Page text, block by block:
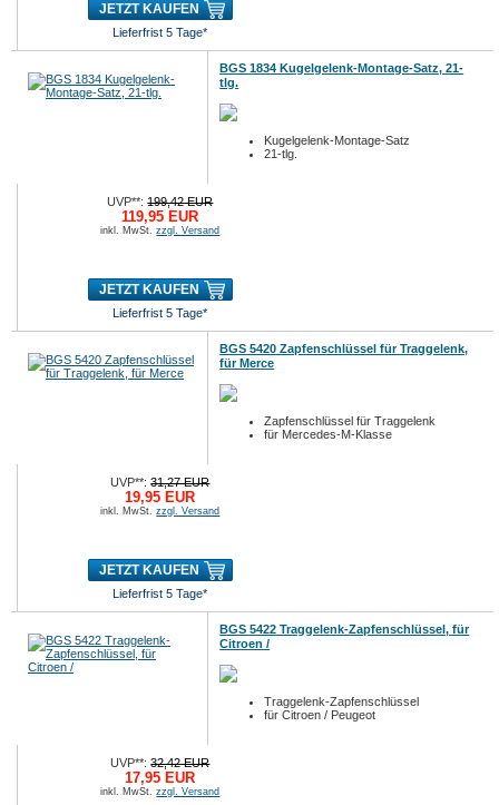
JETZT KAUFEN
Lieferfrist 5 Tage*
BGS 1834 Kugelgelenk-Montage-Satz, 21-
tlg.
Kugelgelenk-Montage-Satz
21-tlg.
UVP**:199,42 EUR
119,95 EUR
inkl. MwSt.zzgl. Versand
JETZT KAUFEN
Lieferfrist 5 Tage*
BGS 5420 Zapfenschlüssel für Traggelenk,
für Merce
Zapfenschlüssel für Traggelenk
für Mercedes-M-Klasse
UVP**:31,27 EUR
19,95 EUR
inkl. MwSt.zzgl. Versand
JETZT KAUFEN
Lieferfrist 5 Tage*
BGS 5422 Traggelenk-Zapfenschlüssel, für
Citroen /
Traggelenk-Zapfenschlüssel
für Citroen / Peugeot
UVP**:32,42 EUR
17,95 EUR
inkl. MwSt.zzgl. Versand